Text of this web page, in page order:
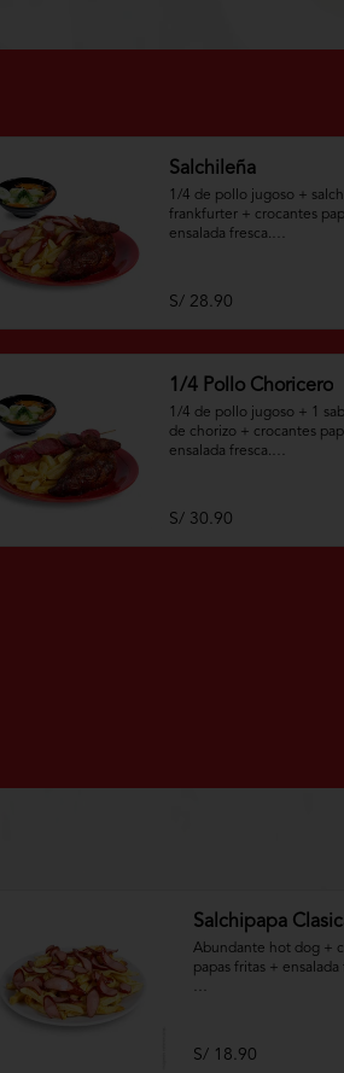
Salchileña
1/4 de pollo jugoso +
frankfurter + crocantes
ensalada fresca.
condiciones.https://
n.com/TYCGenerales
S/ 28.90
1/4 Pollo Choricero
1/4 de pollo jugoso + 1
de chorizo + crocantes
ensalada fresca.
condiciones.https://
n.com/TYCGenerales
S/ 30.90
Salchipapa
Abundante hot dog +
papas fritas + ensalada
n.com/TYCGenerales
S/ 18.90